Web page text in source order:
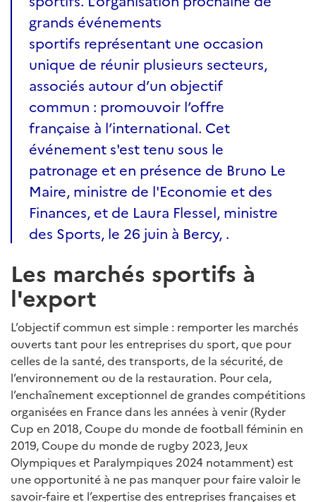
grands événements
sportifs représentant une occasion
unique de réunir plusieurs secteurs,
associés autour d’un objectif
commun : promouvoir l’offre
française à l’international. Cet
événement s'est tenu sous le
patronage et en présence de Bruno Le
Maire, ministre de l'Economie et des
Finances, et de Laura Flessel, ministre
des Sports, le 26 juin à Bercy, .
Les marchés sportifs à
l'export
L’objectif commun est simple : remporter les marchés
ouverts tant pour les entreprises du sport, que pour
celles de la santé, des transports, de la sécurité, de
l’environnement ou de la restauration. Pour cela,
l’enchaînement exceptionnel de grandes compétitions
organisées en France dans les années à venir (Ryder
Cup en 2018, Coupe du monde de football féminin en
2019, Coupe du monde de rugby 2023, Jeux
Olympiques et Paralympiques 2024 notamment) est
une opportunité à ne pas manquer pour faire valoir le
savoir-faire et l’expertise des entreprises françaises et